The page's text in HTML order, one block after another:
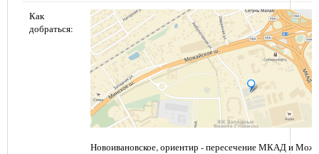
Как
добраться:
Новоивановское, ориентир - пересечение МКАД и